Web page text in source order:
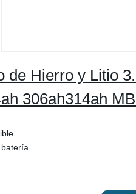
de Hierro y Litio
306ah314ah